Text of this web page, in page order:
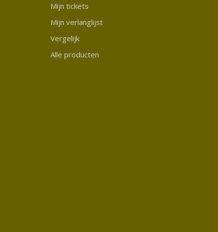
Mijn tickets
Mijn verlanglijst
Vergelijk
Alle producten